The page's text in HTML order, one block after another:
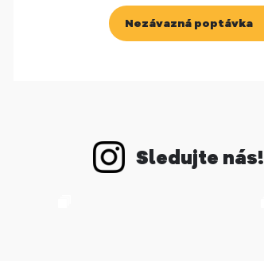
Nezávazná poptávka
Sledujte nás!